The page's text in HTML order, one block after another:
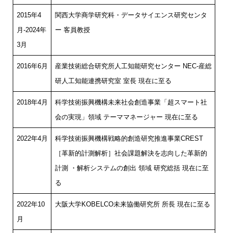
2015年4
月-2024年
3月
関西大学商学研究科・データサイエンス研究センタ
ー 客員教授
2016年6月
産業技術総合研究所人工知能研究センター NEC-産総
研人工知能連携研究室 室長 現在に至る
2018年4月
科学技術振興機構未来社会創造事業「超スマート社
会の実現」領域 テーママネージャー 現在に至る
2022年4月
科学技術振興機構戦略的創造研究推進事業CREST
［革新的計測解析］社会課題解決を志向した革新的
計測 ・解析システムの創出 領域 研究総括 現在に至
る
2022年10
月
大阪大学KOBELCO未来協働研究所 所長 現在に至る